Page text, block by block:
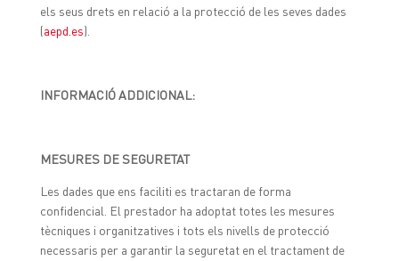
els seus drets en relació a la protecció de les seves dades
(aepd.es).
INFORMACIÓ ADDICIONAL:
MESURES DE SEGURETAT
Les dades que ens faciliti es tractaran de forma
confidencial. El prestador ha adoptat totes les mesures
tècniques i organitzatives i tots els nivells de protecció
necessaris per a garantir la seguretat en el tractament de